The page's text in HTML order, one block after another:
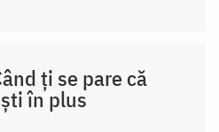
ți se pare că
în plus